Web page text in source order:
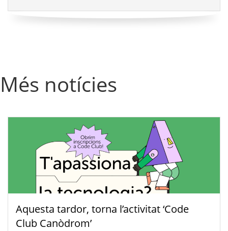
Més notícies
Aquesta tardor, torna l’activitat ‘Code
Club Canòdrom’